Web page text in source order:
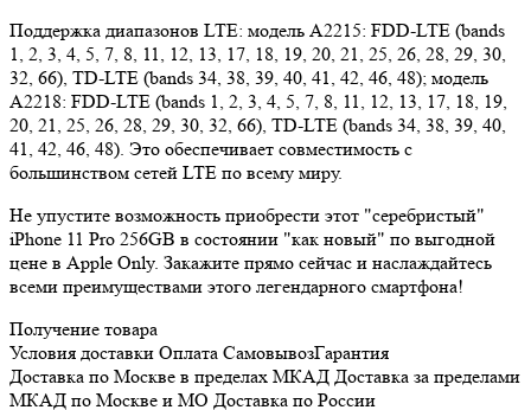
Поддержка диапазонов LTE: модель A2215: FDD‑LTE (bands
1, 2, 3, 4, 5, 7, 8, 11, 12, 13, 17, 18, 19, 20, 21, 25, 26, 28, 29, 30,
32, 66), TD‑LTE (bands 34, 38, 39, 40, 41, 42, 46, 48); модель
A2218: FDD-LTE (bands 1, 2, 3, 4, 5, 7, 8, 11, 12, 13, 17, 18, 19,
20, 21, 25, 26, 28, 29, 30, 32, 66), TD‑LTE (bands 34, 38, 39, 40,
41, 42, 46, 48). Это обеспечивает совместимость с
большинством сетей LTE по всему миру.
Не упустите возможность приобрести этот "серебристый"
iPhone 11 Pro 256GB в состоянии "как новый" по выгодной
цене в Apple Only. Закажите прямо сейчас и наслаждайтесь
всеми преимуществами этого легендарного смартфона!
Получение товара
Условия доставки Оплата СамовывозГарантия
Доставка по Москве в пределах МКАД Доставка за пределами
МКАД по Москве и МО Доставка по России